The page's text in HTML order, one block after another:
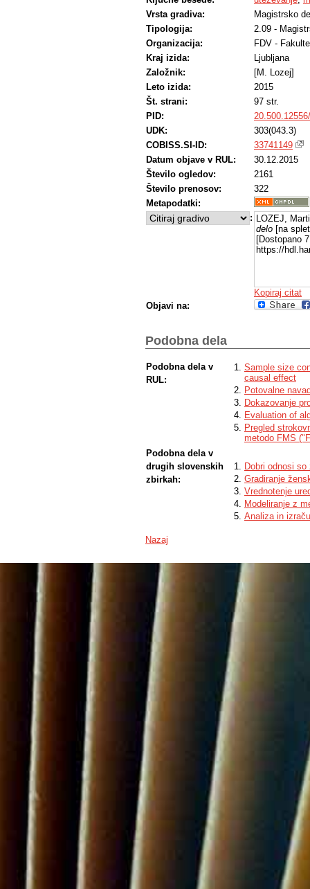
Vrsta gradiva:
Magistrsko
Tipologija:
2.09 -
Organizacija:
FDV -
Kraj izida:
Ljubljana
Založnik:
[M. Lozej]
Leto izida:
2015
Št. strani:
97 str.
PID:
UDK:
303(043.3)
COBISS.SI-ID:
33741149
Datum objave v RUL:
30.12.2015
Število ogledov:
2161
Število prenosov:
322
Metapodatki:
: LOZEJ,
delo [na
[Dostopano
https://
Kopiraj citat
Objavi na:
Podobna dela
Podobna dela v
RUL:
Sample size
causal effect
Potovalne
Dokazovanje
Evaluation of
Pregled
metodo FMS
Podobna dela v
drugih slovenskih
zbirkah:
Dobri odnosi
Gradiranje
Vrednotenje
Modeliranje z
Analiza in
Nazaj